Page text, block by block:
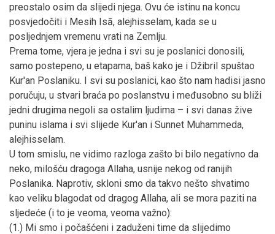
preostalo osim da slijedi njega. Ovu će istinu na koncu
posvjedočiti i Mesih Isā, alejhisselam, kada se u
posljednjem vremenu vrati na Zemlju.
Prema tome, vjera je jedna i svi su je poslanici donosili,
samo postepeno, u etapama, baš kako je i Džibril spuštao
Kur'an Poslaniku. I svi su poslanici, kao što nam hadisi jasno
poručuju, u stvari braća po poslanstvu i međusobno su bliži
jedni drugima negoli sa ostalim ljudima – i svi danas žive
puninu islama i svi slijede Kur'an i Sunnet Muhammeda,
alejhisselam.
U tom smislu, ne vidimo razloga zašto bi bilo negativno da
neko, milošću dragoga Allaha, usnije nekog od ranijih
Poslanika. Naprotiv, skloni smo da takvo nešto shvatimo
kao veliku blagodat od dragog Allaha, ali se mora paziti na
sljedeće (i to je veoma, veoma važno):
(1.) Mi smo i počašćeni i zaduženi time da slijedimo